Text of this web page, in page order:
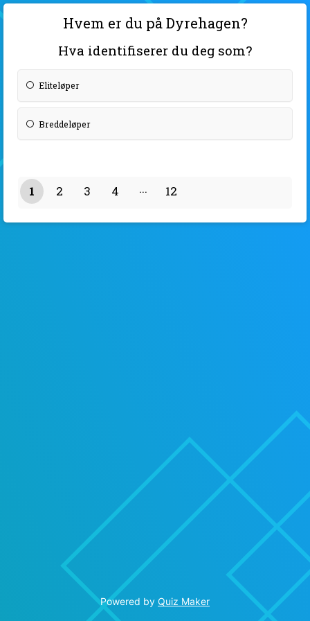
Hvem er du på Dyrehagen?
Hva identifiserer du deg som?
Eliteløper
Breddeløper
1 2 3
4
12
Powered by Quiz Maker